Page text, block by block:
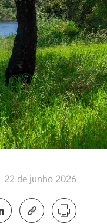
22 de junho 2026